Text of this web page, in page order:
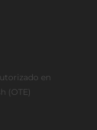
en
(OTE)